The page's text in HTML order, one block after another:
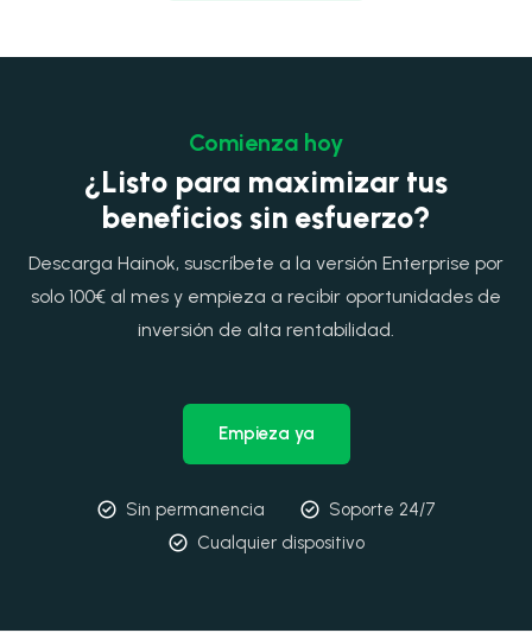
Comienza hoy
¿Listo para maximizar tus
beneficios sin esfuerzo?
Descarga Hainok, suscríbete a la versión Enterprise por
solo 100€ al mes y empieza a recibir oportunidades de
inversión de alta rentabilidad.
Empieza ya
Sin permanencia
Soporte 24/7
Cualquier dispositivo